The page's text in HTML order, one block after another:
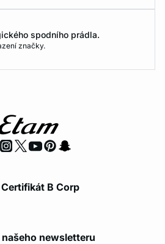
spodního prádla.
značky.
Certifikát B Corp
newsletteru